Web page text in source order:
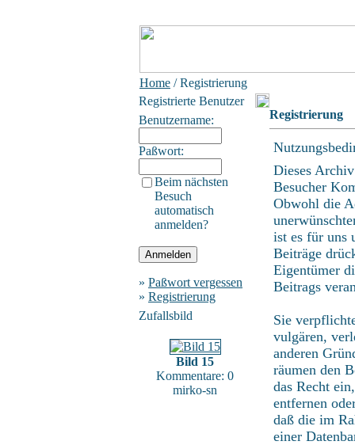
Home / Registrierung
Registrierte Benutzer
Benutzername:
Paßwort:
Beim nächsten
Besuch
automatisch
anmelden?
» Paßwort vergessen
» Registrierung
Zufallsbild
Bild 15
Kommentare: 0
mirko-sn
Registrierung
Dieses
Besucher
Obwohl die
ist es für uns
Beiträge
Eigentümer
Beitrags
Sie
vulgären,
anderen
räumen den
das Recht
entfernen
daß die im
einer